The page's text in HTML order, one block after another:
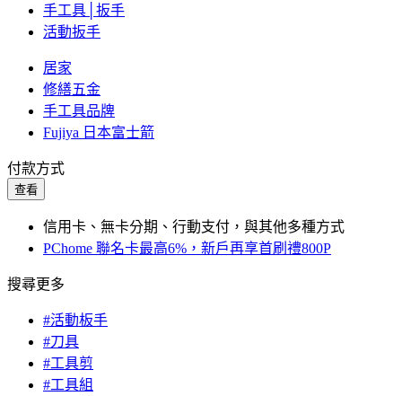
手工具│扳手
活動扳手
居家
修繕五金
手工具品牌
Fujiya 日本富士箭
付款方式
查看
信用卡、無卡分期、行動支付，與其他多種方式
PChome 聯名卡最高6%，新戶再享首刷禮800P
搜尋更多
#活動板手
#刀具
#工具剪
#工具組